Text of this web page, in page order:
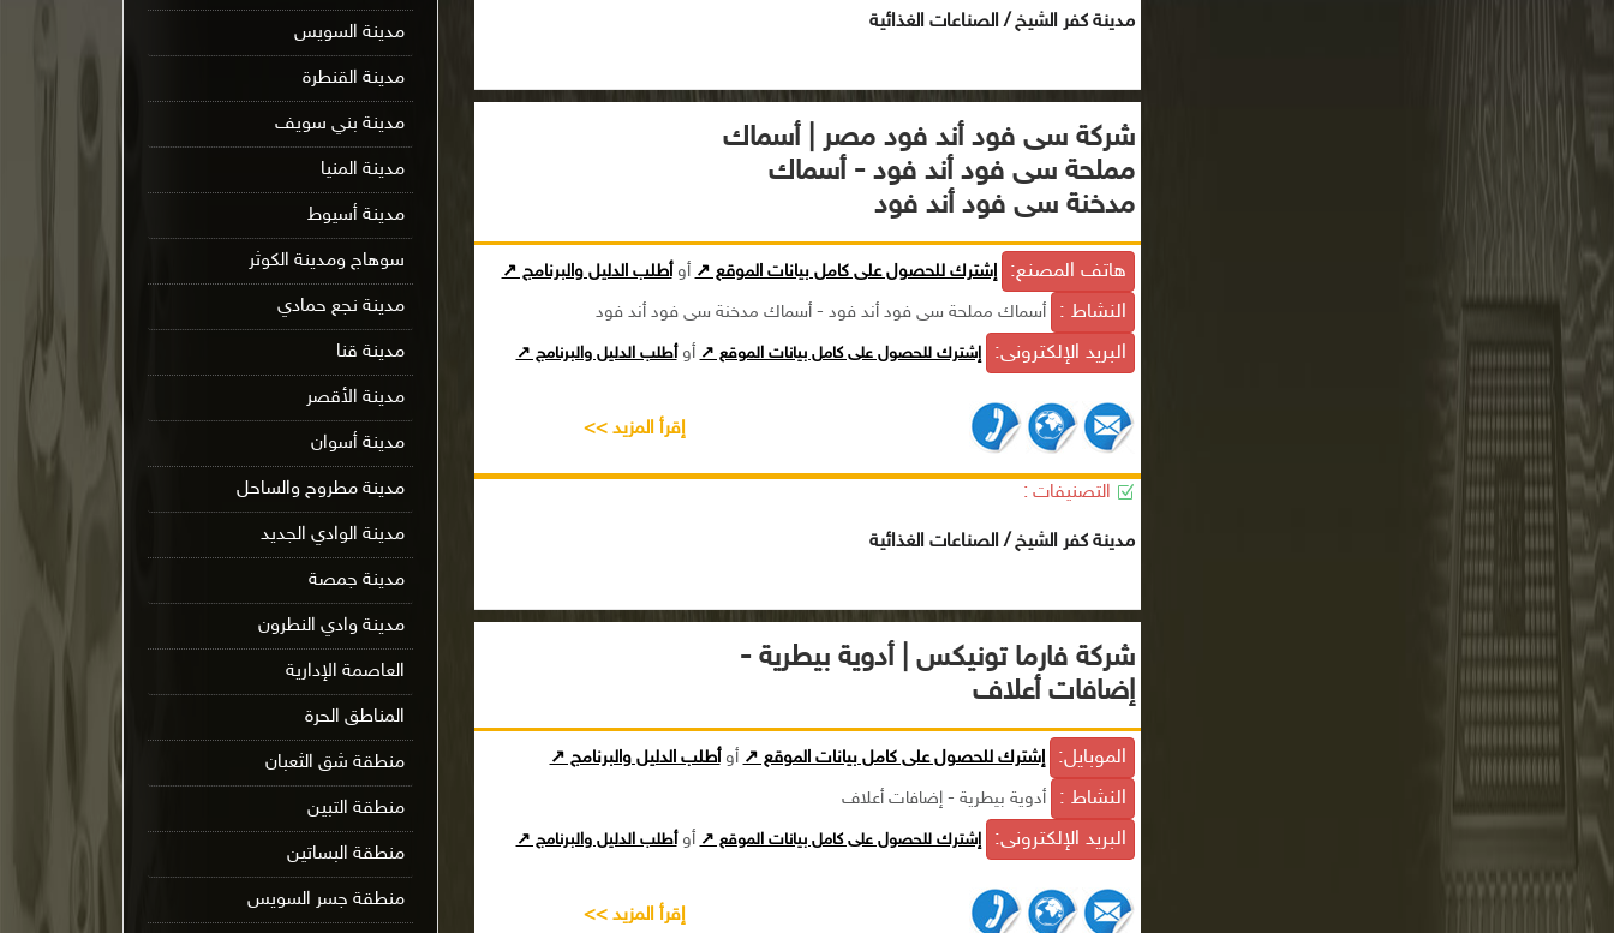
مدينة كفر الشيخ / الصناعات الغذائية
شركة سى فود أند فود مصر | أسماك
مملحة سى فود أند فود - أسماك
مدخنة سى فود أند فود
هاتف المصنع: إشترك للحصول على كامل بيانات الموقع ↗ أوأطلب الدليل والبرنامج ↗
النشاط : أسماك مملحة سى فود أند فود - أسماك مدخنة سى فود أند فود
البريد الإلكترونى: إشترك للحصول على كامل بيانات الموقع ↗ أوأطلب الدليل والبرنامج ↗
إقرأ المزيد >>
التصنيفات :
مدينة كفر الشيخ / الصناعات الغذائية
شركة فارما تونيكس | أدوية بيطرية -
إضافات أعلاف
الموبايل: إشترك للحصول على كامل بيانات الموقع ↗ أوأطلب الدليل والبرنامج ↗
النشاط : أدوية بيطرية - إضافات أعلاف
البريد الإلكترونى: إشترك للحصول على كامل بيانات الموقع ↗ أوأطلب الدليل والبرنامج ↗
إقرأ المزيد >>
مدينة السويس
مدينة القنطرة
مدينة بني سويف
مدينة المنيا
مدينة أسيوط
سوهاج ومدينة الكوثر
مدينة نجع حمادي
مدينة قنا
مدينة الأقصر
مدينة أسوان
مدينة مطروح والساحل
مدينة الوادي الجديد
مدينة جمصة
مدينة وادي النطرون
العاصمة الإدارية
المناطق الحرة
منطقة شق الثعبان
منطقة التبين
منطقة البساتين
منطقة جسر السويس